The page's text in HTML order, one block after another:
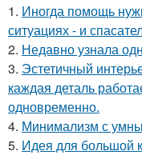
1. Иногда помощь
ситуациях - и
2. Недавно узнала
3. Эстетичный
каждая деталь
одновременно.
4. Минимализм с
5. Идея для большой